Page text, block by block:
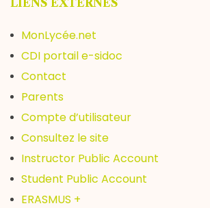
LIENS EXTERNES
MonLycée.net
CDI portail e-sidoc
Contact
Parents
Compte d’utilisateur
Consultez le site
Instructor Public Account
Student Public Account
ERASMUS +